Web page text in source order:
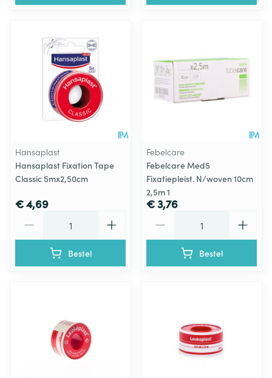
Hansaplast
Hansaplast Fixation Tape
Classic 5mx2,50cm
€ 4,69
Bestel
Febelcare
Febelcare Med5
Fixatiepleist. N/woven 10cm
2,5m 1
€ 3,76
Bestel